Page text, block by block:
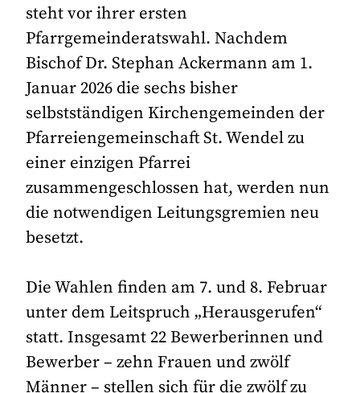
steht vor ihrer ersten
Pfarrgemeinderatswahl. Nachdem
Bischof Dr. Stephan Ackermann am 1.
Januar 2026 die sechs bisher
selbstständigen Kirchengemeinden der
Pfarreiengemeinschaft St. Wendel zu
einer einzigen Pfarrei
zusammengeschlossen hat, werden nun
die notwendigen Leitungsgremien neu
besetzt.
Die Wahlen finden am 7. und 8. Februar
unter dem Leitspruch „Herausgerufen“
statt. Insgesamt 22 Bewerberinnen und
Bewerber – zehn Frauen und zwölf
Männer – stellen sich für die zwölf zu